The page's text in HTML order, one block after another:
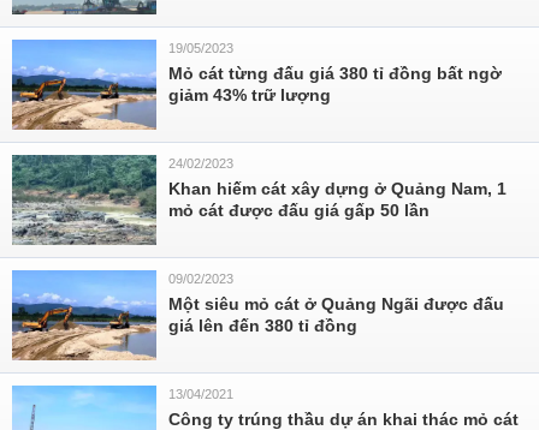
19/05/2023
Mỏ cát từng đấu giá 380 tỉ đồng bất ngờ
giảm 43% trữ lượng
24/02/2023
Khan hiếm cát xây dựng ở Quảng Nam, 1
mỏ cát được đấu giá gấp 50 lần
09/02/2023
Một siêu mỏ cát ở Quảng Ngãi được đấu
giá lên đến 380 tỉ đồng
13/04/2021
Công ty trúng thầu dự án khai thác mỏ cát